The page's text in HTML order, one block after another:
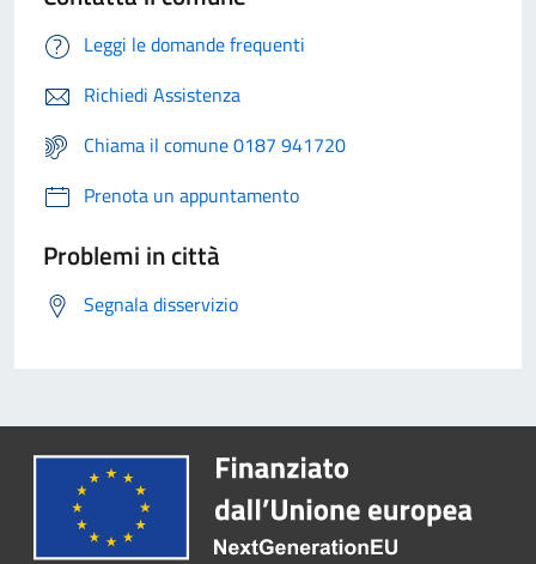
Leggi le domande frequenti
Richiedi Assistenza
Chiama il comune 0187 941720
Prenota un appuntamento
Problemi in città
Segnala disservizio